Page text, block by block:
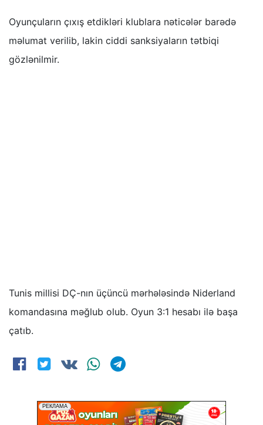
Oyunçuların çıxış etdikləri klublara nəticələr barədə
məlumat verilib, lakin ciddi sanksiyaların tətbiqi
gözlənilmir.
Tunis millisi DÇ-nın üçüncü mərhələsində Niderland
komandasına məğlub olub. Oyun 3:1 hesabı ilə başa
çatıb.